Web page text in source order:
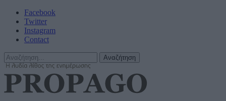
Facebook
Twitter
Instagram
Contact